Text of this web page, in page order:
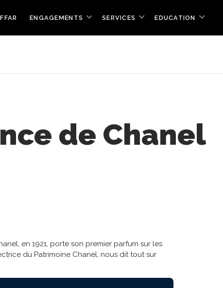
ENGAGEMENTS SERVICES EDUCATION
de Chanel
en 1921, porte son premier parfum sur les
du Patrimoine Chanel, nous dit tout sur